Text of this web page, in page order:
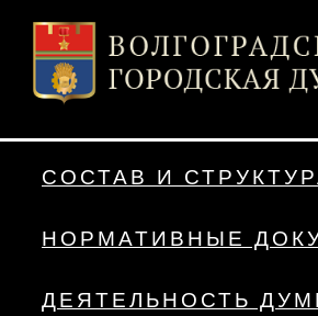
СОСТАВ И
НОРМАТИВНЫЕ
ДЕЯТЕЛЬНОСТЬ